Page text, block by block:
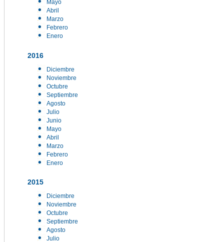
Mayo
Abril
Marzo
Febrero
Enero
2016
Diciembre
Noviembre
Octubre
Septiembre
Agosto
Julio
Junio
Mayo
Abril
Marzo
Febrero
Enero
2015
Diciembre
Noviembre
Octubre
Septiembre
Agosto
Julio